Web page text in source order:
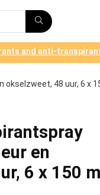
and anti-
48 uur, 6 x
en
6 x 150